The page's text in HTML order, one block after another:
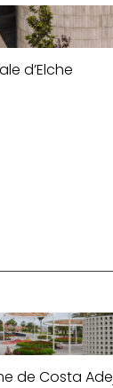
d’Elche
de Costa